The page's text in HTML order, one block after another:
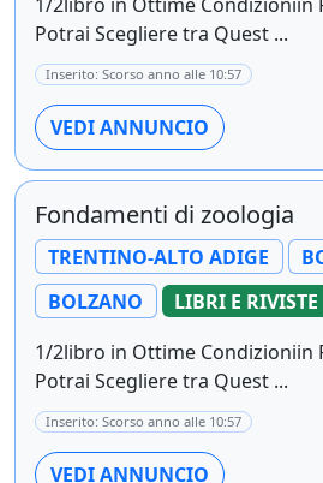
Potrai Scegliere tra Quest ...
Inserito: Scorso anno alle 10:57
VEDI ANNUNCIO
Fondamenti di zoologia
TRENTINO-ALTO ADIGE
BOLZANO
LIBRI E RIVISTE
1/2libro in Ottime Condizioniin
Potrai Scegliere tra Quest ...
Inserito: Scorso anno alle 10:57
VEDI ANNUNCIO